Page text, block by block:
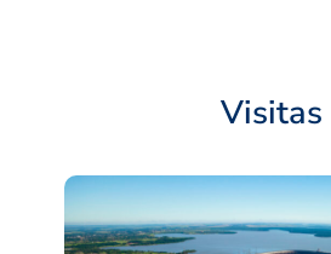
Visitas